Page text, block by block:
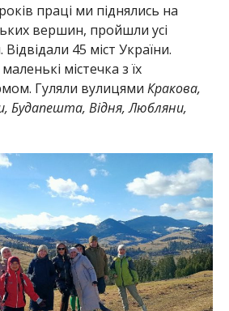
праці ми піднялись на
вершин, пройшли усі
45 міст України.
містечка з їх
Гуляли вулицями Кракова,
Будапешта, Відня, Любляни,